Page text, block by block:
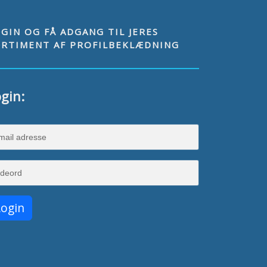
OG FÅ ADGANG TIL JERES
AF PROFILBEKLÆDNING